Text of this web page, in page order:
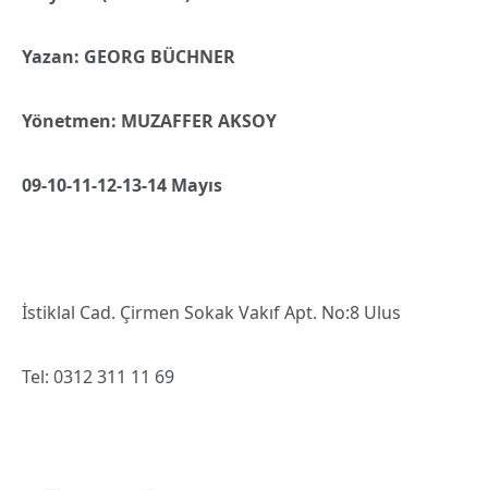
Yazan: GEORG BÜCHNER
Yönetmen: MUZAFFER AKSOY
09-10-11-12-13-14 Mayıs
İstiklal Cad. Çirmen Sokak Vakıf Apt. No:8 Ulus
Tel: 0312 311 11 69